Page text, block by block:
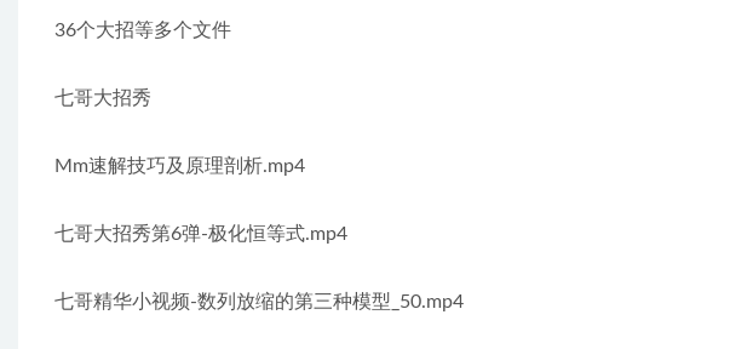
36个大招等多个文件
七哥大招秀
Mm速解技巧及原理剖析.mp4
七哥大招秀第6弹-极化恒等式.mp4
七哥精华小视频-数列放缩的第三种模型_50.mp4